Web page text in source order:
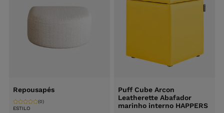
Repousapés
ESTILO
(0)
Puff Cube Arcon
Leatherette Abafador
marinho interno HAPPERS